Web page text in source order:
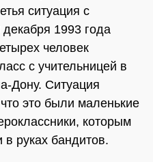
ситуация с
декабря 1993 года
человек
с учительницей в
Дону. Ситуация
это были маленькие
которым
в руках бандитов.